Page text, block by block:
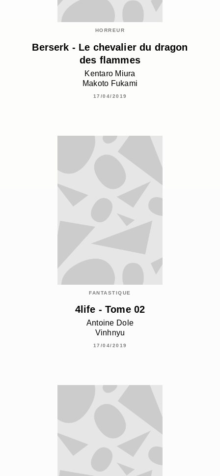
HORREUR
Berserk - Le chevalier du dragon
des flammes
Kentaro Miura
Makoto Fukami
17/04/2019
FANTASTIQUE
4life - Tome 02
Antoine Dole
Vinhnyu
17/04/2019